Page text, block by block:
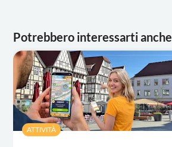
Potrebbero interessarti anche
ATTIVITÀ